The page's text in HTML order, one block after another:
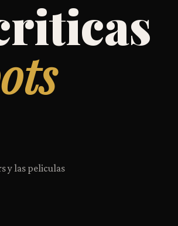
y las peliculas